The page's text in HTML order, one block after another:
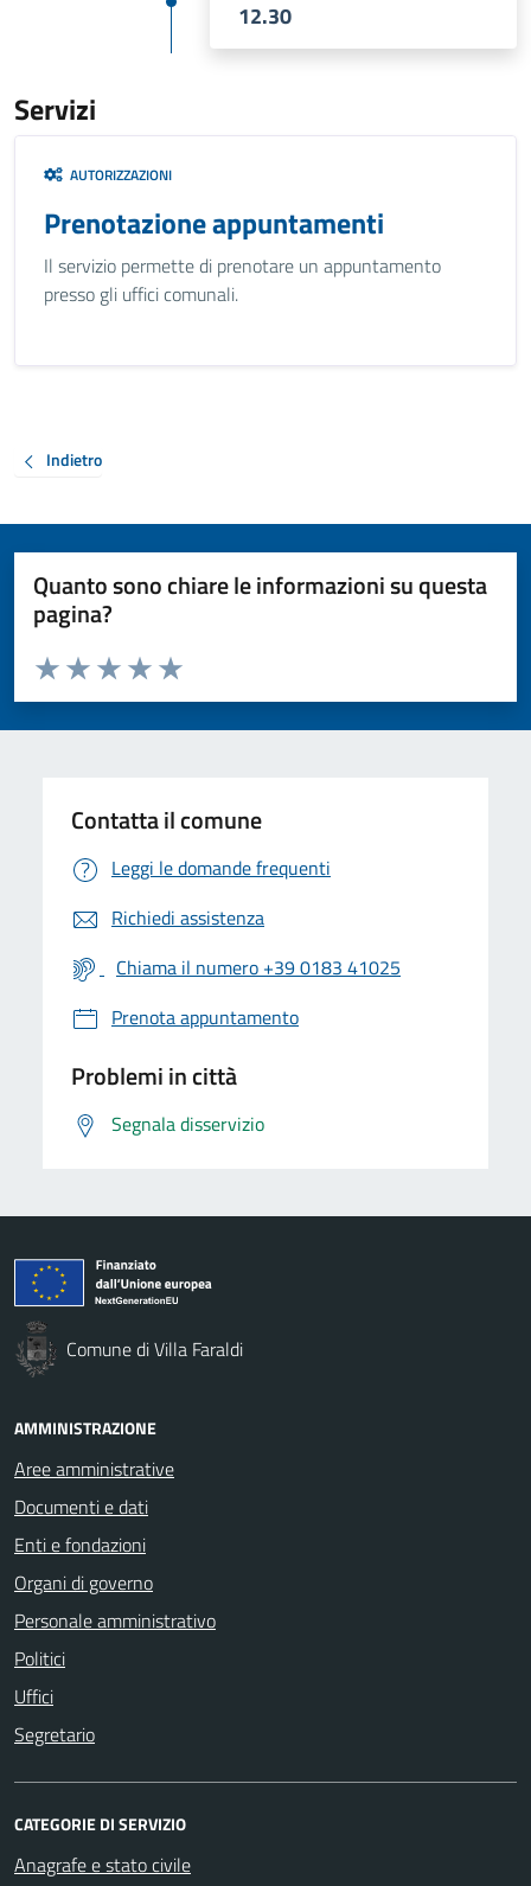
12.30
Servizi
AUTORIZZAZIONI
Prenotazione appuntamenti
Il servizio permette di prenotare un appuntamento
presso gli uffici comunali.
Indietro
Quanto sono chiare le informazioni su questa
pagina?
Valuta da 1 a 5 stelle la pagina
Valuta 5 stelle su 5
Valuta 4 stelle su 5
Valuta 3 stelle su 5
Valuta 2 stelle su 5
Valuta 1 stelle su 5
Contatta il comune
Leggi le domande frequenti
Richiedi assistenza
Chiama il numero +39 0183 41025
Prenota appuntamento
Problemi in città
Segnala disservizio
Comune di Villa Faraldi
AMMINISTRAZIONE
Aree amministrative
Documenti e dati
Enti e fondazioni
Organi di governo
Personale amministrativo
Politici
Uffici
Segretario
CATEGORIE DI SERVIZIO
Anagrafe e stato civile